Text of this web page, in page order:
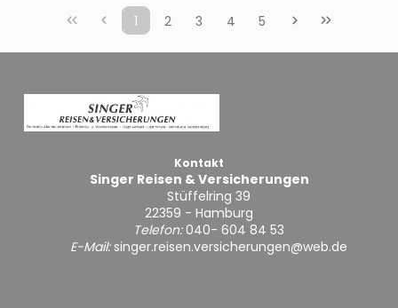
1 2 3 4 5
Kontakt
Singer Reisen & Versicherungen
Stüffelring 39
22359 - Hamburg
Telefon:040- 604 84 53
E-Mail: singer.reisen.versicherungen@web.de